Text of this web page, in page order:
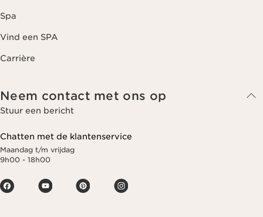
Spa
Vind een SPA
Carrière
Neem contact met ons op
Stuur een bericht
Chatten met de klantenservice
Maandag t/m vrijdag
9h00 - 18h00